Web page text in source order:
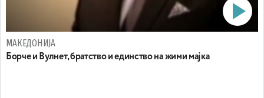
МАКЕДОНИЈА
Борче и Вулнет, братство и единство на жими мајка